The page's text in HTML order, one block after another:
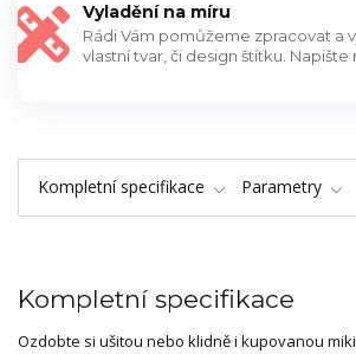
Vyladění na míru
Rádi Vám pomůžeme zpracovat a
vlastní tvar, či design štítku. Napište
Kompletní specifikace Parametry
Kompletní specifikace
Ozdobte si ušitou nebo klidně i kupovanou